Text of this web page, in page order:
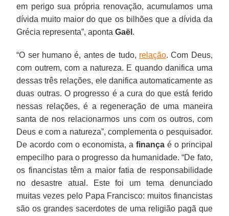
em perigo sua própria renovação, acumulamos uma
dívida muito maior do que os bilhões que a dívida da
Grécia representa”, apontaGaël .
“O ser humano é, antes de tudo, relação. Com Deus,
com outrem, com a natureza. E quando danifica uma
dessas três relações, ele danifica automaticamente as
duas outras. O progresso é a cura do que está ferido
nessas relações, é a regeneração de uma maneira
santa de nos relacionarmos uns com os outros, com
Deus e com a natureza”, complementa o pesquisador.
De acordo com o economista, a finançaé o principal
empecilho para o progresso da humanidade. “De fato,
os financistas têm a maior fatia de responsabilidade
no desastre atual. Este foi um tema denunciado
muitas vezes pelo Papa Francisco: muitos financistas
são os grandes sacerdotes de uma religião pagã que